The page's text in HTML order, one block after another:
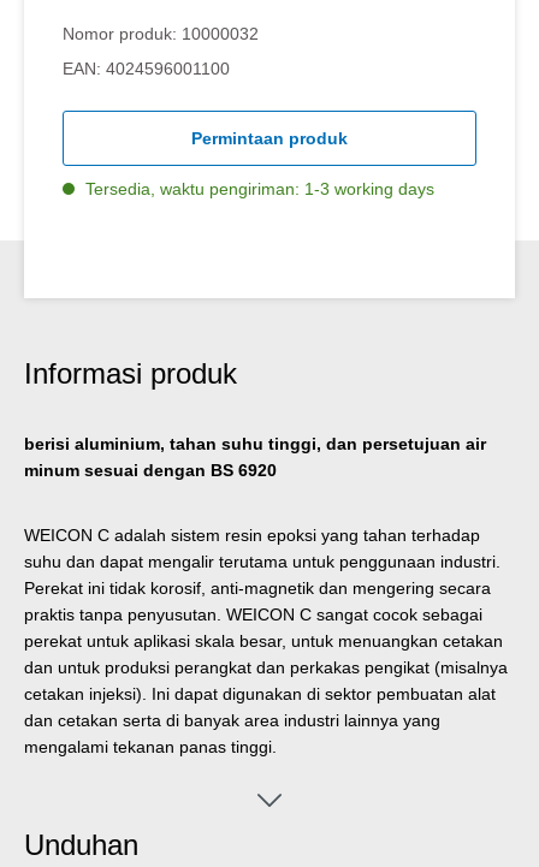
Nomor produk: 10000032
EAN: 4024596001100
Permintaan produk
Tersedia, waktu pengiriman: 1-3 working days
Informasi produk
berisi aluminium, tahan suhu tinggi, dan persetujuan air
minum sesuai dengan BS 6920
WEICON C adalah sistem resin epoksi yang tahan terhadap
suhu dan dapat mengalir terutama untuk penggunaan industri.
Perekat ini tidak korosif, anti-magnetik dan mengering secara
praktis tanpa penyusutan. WEICON C sangat cocok sebagai
perekat untuk aplikasi skala besar, untuk menuangkan cetakan
dan untuk produksi perangkat dan perkakas pengikat (misalnya
cetakan injeksi). Ini dapat digunakan di sektor pembuatan alat
dan cetakan serta di banyak area industri lainnya yang
mengalami tekanan panas tinggi.
Unduhan